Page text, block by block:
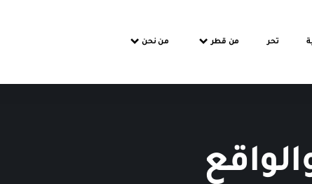
تحر من قطر من نحن